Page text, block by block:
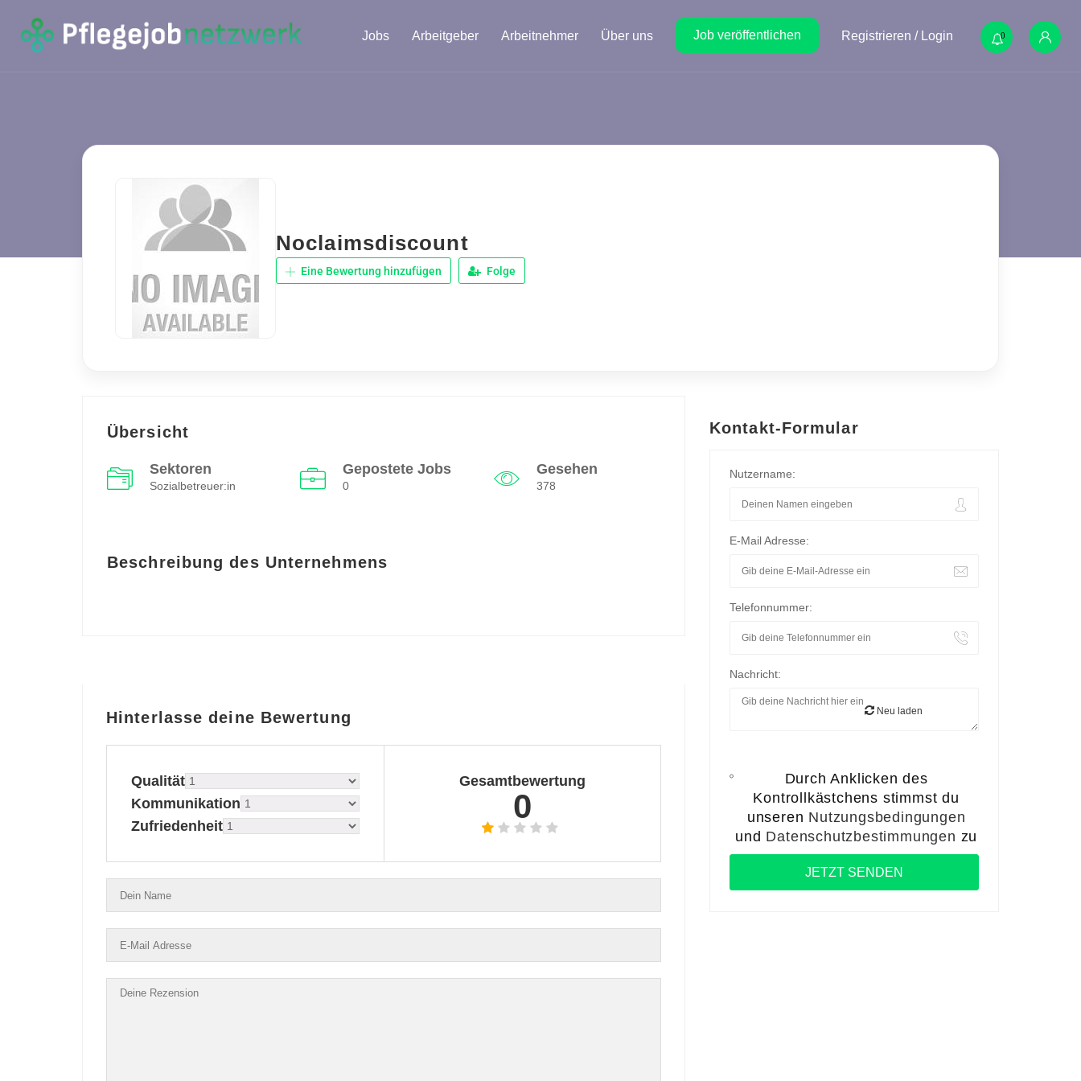
Jobs Arbeitgeber Arbeitnehmer Über uns Job veröffentlichen Registrieren / Login 0
Noclaimsdiscount
Eine Bewertung hinzufügen Folge
Übersicht
Sektoren
Sozialbetreuer:in
Gepostete Jobs
0
Gesehen
378
Beschreibung des Unternehmens
Hinterlasse deine Bewertung
Qualität
Kommunikation
Zufriedenheit
Gesamtbewertung
0
Kontakt-Formular
Nutzername:
E-Mail Adresse:
Telefonnummer:
Nachricht:
Neu laden
Durch Anklicken des
Kontrollkästchens stimmst du
unseren Nutzungsbedingungen
und Datenschutzbestimmungen zu